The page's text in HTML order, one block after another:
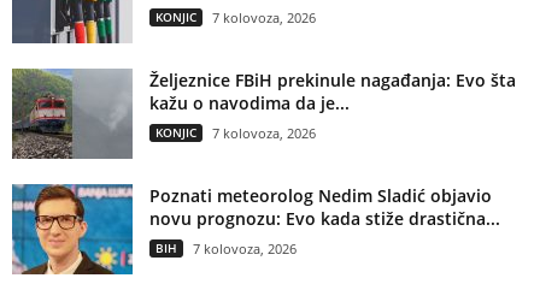
KONJIC 7 kolovoza, 2026
Željeznice FBiH prekinule nagađanja: Evo šta
kažu o navodima da je...
KONJIC 7 kolovoza, 2026
Poznati meteorolog Nedim Sladić objavio
novu prognozu: Evo kada stiže drastična...
BIH 7 kolovoza, 2026